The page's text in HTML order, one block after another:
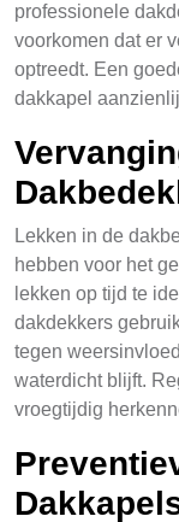
professionele
voorkomen dat er
optreedt. Een
dakkapel
Lekken in de
hebben voor het
lekken op tijd te
dakdekkers
tegen
waterdicht blijft.
vroegtijdig